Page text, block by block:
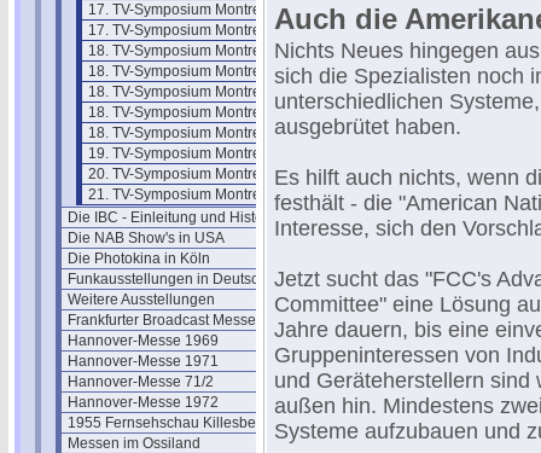
17. TV-Symposium Montreux 91/5
17. TV-Symposium Montreux 91/6
18. TV-Symposium Montreux 1993
18. TV-Symposium Montreux 93/2
18. TV-Symposium Montreux 93/3
18. TV-Symposium Montreux 93/4
18. TV-Symposium Montreux 93/5
19. TV-Symposium Montreux 1995
20. TV-Symposium Montreux 1997
21. TV-Symposium Montreux 1999
Die IBC - Einleitung und Historie
Die NAB Show's in USA
Die Photokina in Köln
Funkausstellungen in Deutschland
Weitere Ausstellungen
Frankfurter Broadcast Messen
Hannover-Messe 1969
Hannover-Messe 1971
Hannover-Messe 71/2
Hannover-Messe 1972
1955 Fernsehschau Killesberg
Messen im Ossiland
Auch die
Nichts Neues hingegen
sich die Spezialisten noch
unterschiedlichen
ausgebrütet haben.
Es hilft auch nichts, wenn
festhält - die "American
Interesse, sich den
Jetzt sucht das "FCC's
Committee" eine Lösung
Jahre dauern, bis eine
Gruppeninteressen von
und Geräteherstellern sind
außen hin. Mindestens
Systeme aufzubauen und